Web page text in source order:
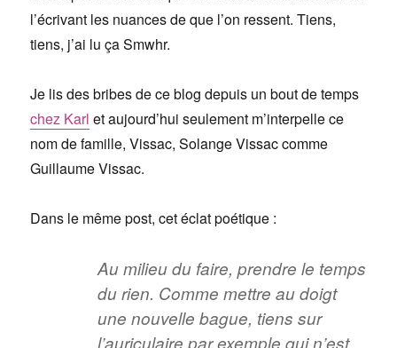
l’écrivant les nuances de que l’on ressent. Tiens,
tiens, j’ai lu ça Smwhr.
Je lis des bribes de ce blog depuis un bout de temps
chez Karl et aujourd’hui seulement m’interpelle ce
nom de famille, Vissac, Solange Vissac comme
Guillaume Vissac.
Dans le même post, cet éclat poétique :
Au milieu du faire, prendre le temps
du rien. Comme mettre au doigt
une nouvelle bague, tiens sur
l’auriculaire par exemple qui n’est